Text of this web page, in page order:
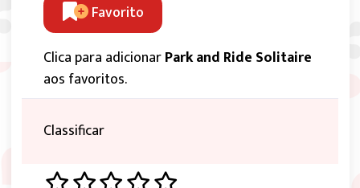
Favorito
Clica para adicionarPark and Ride Solitaire
aos favoritos.
Classificar